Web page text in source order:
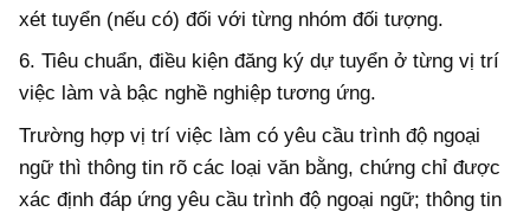
xét tuyển (nếu có) đối với từng nhóm đối tượng.
6. Tiêu chuẩn, điều kiện đăng ký dự tuyển ở từng vị trí
việc làm và bậc nghề nghiệp tương ứng.
Trường hợp vị trí việc làm có yêu cầu trình độ ngoại
ngữ thì thông tin rõ các loại văn bằng, chứng chỉ được
xác định đáp ứng yêu cầu trình độ ngoại ngữ; thông tin